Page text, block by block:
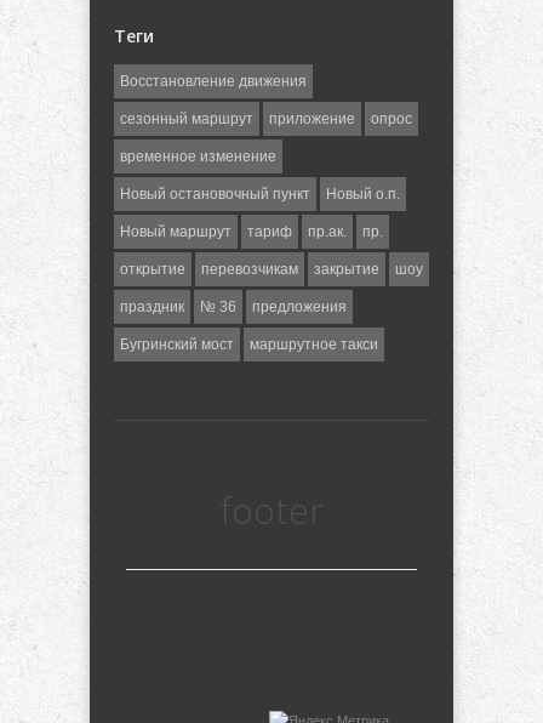
Теги
Восстановление движения
сезонный маршрут приложение опрос
временное изменение
Новый остановочный пункт Новый о.п.
Новый маршрут тариф пр.ак. пр.
открытие перевозчикам закрытие шоу
праздник № 36 предложения
Бугринский мост маршрутное такси
footer